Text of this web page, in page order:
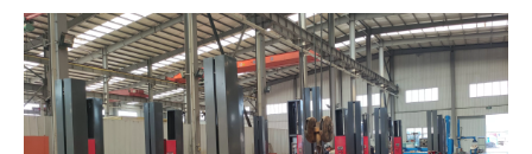
["facebook","twitter","line","wechat","linkedin","pinterest"]